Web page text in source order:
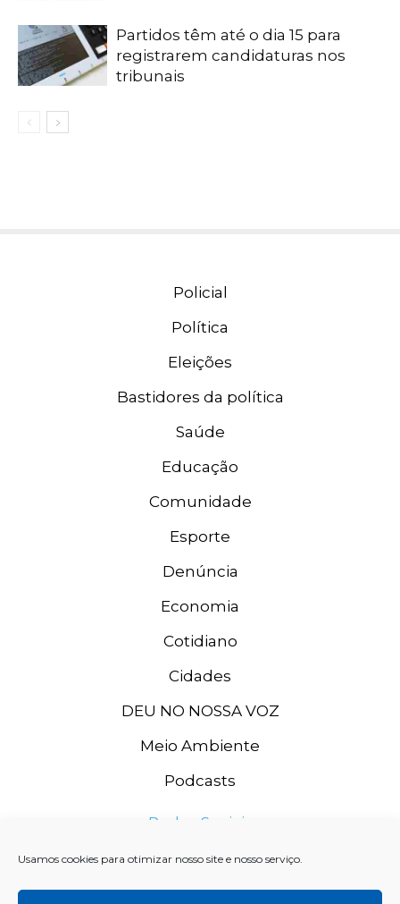
Usamos cookies para otimizar nosso site e nosso serviço.
Partidos têm até o dia 15 para
registrarem candidaturas nos
tribunais
Policial
Política
Eleições
Bastidores da política
Saúde
Educação
Comunidade
Esporte
Denúncia
Economia
Cotidiano
Cidades
DEU NO NOSSA VOZ
Meio Ambiente
Podcasts
Redes Sociais